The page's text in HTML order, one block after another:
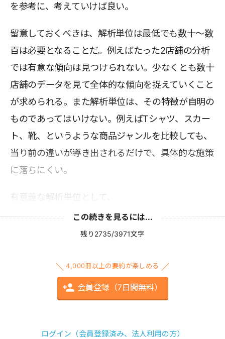
を参考に、考えていけば良い。
留意しておくべきは、解析単位は最低でも数十～数
百は必要となることだ。例えばたった2店舗の分析
では有意な傾向は見つけられない。少なくとも数十
店舗のデータを見て全体的な傾向を捉えていくこと
が求められる。また解析単位は、その特徴が自明の
ものであってはいけない。例えばTシャツ、スカー
ト、靴、というような商品ジャンルを比較しても、
当り前の違いが導き出されるだけで、具体的な施策
に落ちにくい。
有意義な解析単位として、
この続きを見るには...
残り2735/3971文字
4,000冊以上の要約が楽しめる
会員登録（7日間無料）
ログイン（会員登録済み、法人利用の方）